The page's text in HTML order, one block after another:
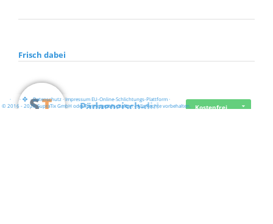
Frisch dabei
Pädagogisch-did… Kostenfrei
· · ·Datenschutz·Impressum EU-Online-Schlichtungs-Plattform·
© 2016 - 2026 SupraTix GmbH oder Partnergesellschaften - Alle Rechte vorbehalten.